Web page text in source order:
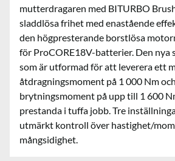
mutterdragaren med BITURBO
sladdlösa frihet med enastående
den högpresterande borstlösa
för ProCORE18V-batterier. Den nya
som är utformad för att leverera ett
åtdragningsmoment på 1 000 Nm
brytningsmoment på upp till 1 600
prestanda i tuffa jobb. Tre
utmärkt kontroll över hastighet/
mångsidighet.